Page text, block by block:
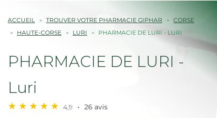
ACCUEIL TROUVER VOTRE PHARMACIE GIPHAR
CORSE
HAUTE-CORSE
LURI PHARMACIE DE LURI - LURI
PHARMACIE DE LURI -
Luri
4,9 26 avis